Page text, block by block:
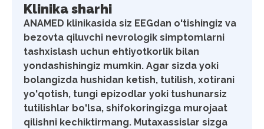
Klinika sharhi
ANAMED klinikasida siz EEGdan o'tishingiz va
bezovta qiluvchi nevrologik simptomlarni
tashxislash uchun ehtiyotkorlik bilan
yondashishingiz mumkin. Agar sizda yoki
bolangizda hushidan ketish, tutilish, xotirani
yo'qotish, tungi epizodlar yoki tushunarsiz
tutilishlar bo'lsa, shifokoringizga murojaat
qilishni kechiktirmang. Mutaxassislar sizga